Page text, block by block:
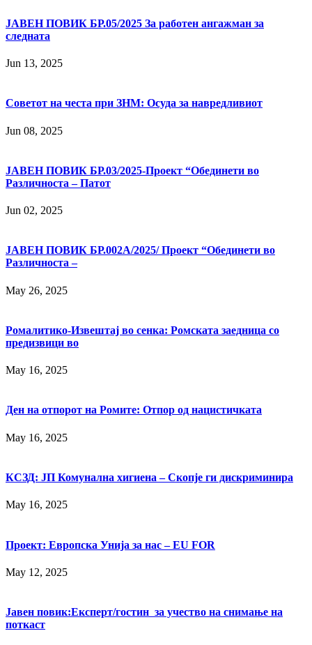
JАВЕН ПОВИК БР.05/2025 За работен ангажман за
следната
Jun 13, 2025
Советот на честа при ЗНМ: Осуда за навредливиот
Jun 08, 2025
ЈАВЕН ПОВИК БР.03/2025-Проект “Обединети во
Различноста – Патот
Jun 02, 2025
ЈАВЕН ПОВИК БР.002А/2025/ Проект “Обединети во
Различноста –
May 26, 2025
Ромалитико-Извештај во сенка: Ромската заедница со
предизвици во
May 16, 2025
Ден на отпорот на Ромите: Отпор од нацистичката
May 16, 2025
КСЗД: ЈП Комунална хигиена – Скопје ги дискриминира
May 16, 2025
Проект: Европска Унија за нас – EU FOR
May 12, 2025
Јавен повик:Експерт/гостин за учество на снимање на
поткаст